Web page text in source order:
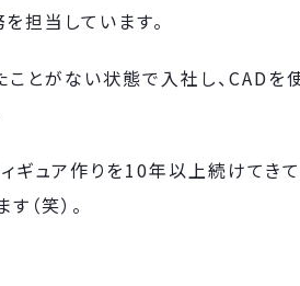
担当しています。
とがない状態で入社し、CAD
ギュア作りを10年以上続けてき
（笑）。